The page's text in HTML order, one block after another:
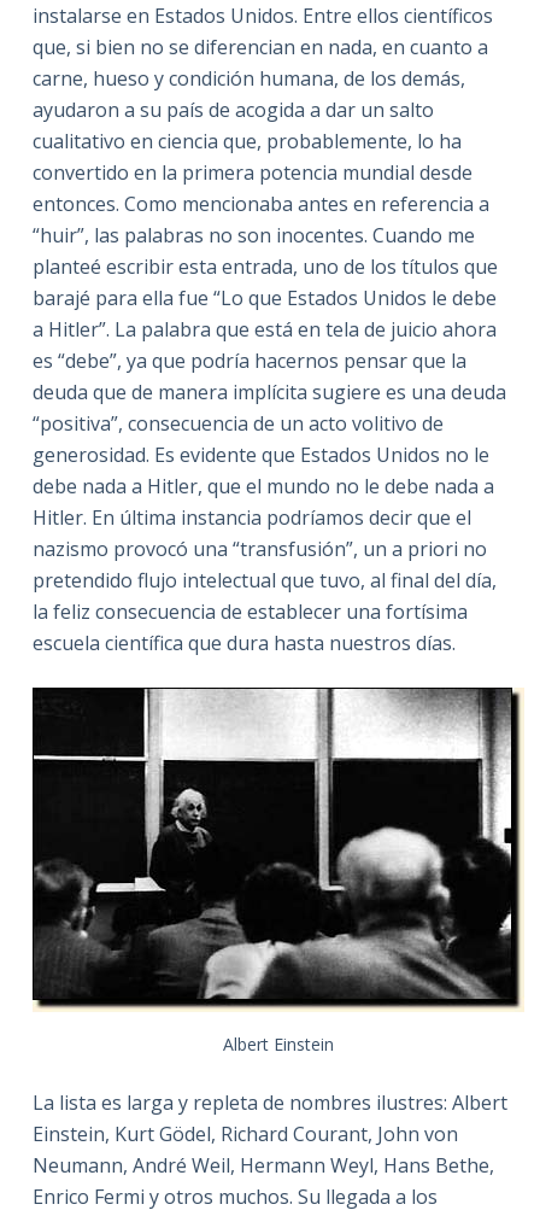
instalarse en Estados Unidos. Entre ellos científicos
que, si bien no se diferencian en nada, en cuanto a
carne, hueso y condición humana, de los demás,
ayudaron a su país de acogida a dar un salto
cualitativo en ciencia que, probablemente, lo ha
convertido en la primera potencia mundial desde
entonces. Como mencionaba antes en referencia a
“huir”, las palabras no son inocentes. Cuando me
planteé escribir esta entrada, uno de los títulos que
barajé para ella fue “Lo que Estados Unidos le debe
a Hitler”. La palabra que está en tela de juicio ahora
es “debe”, ya que podría hacernos pensar que la
deuda que de manera implícita sugiere es una deuda
“positiva”, consecuencia de un acto volitivo de
generosidad. Es evidente que Estados Unidos no le
debe nada a Hitler, que el mundo no le debe nada a
Hitler. En última instancia podríamos decir que el
nazismo provocó una “transfusión”, un a priori no
pretendido flujo intelectual que tuvo, al final del día,
la feliz consecuencia de establecer una fortísima
escuela científica que dura hasta nuestros días.
Albert Einstein
La lista es larga y repleta de nombres ilustres: Albert
Einstein, Kurt Gödel, Richard Courant, John von
Neumann, André Weil, Hermann Weyl, Hans Bethe,
Enrico Fermi y otros muchos. Su llegada a los